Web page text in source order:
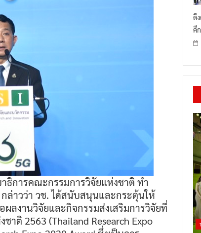
าธิการคณะกรรมการวิจัยแห่งชาติ ทำ
ล่าวว่า วช. ได้สนับสนุนและกระตุ้นให้
ลงานวิจัยและกิจกรรมส่งเสริมการวิจัยที่
าติ 2563 (Thailand Research Expo
ดึ
คึ